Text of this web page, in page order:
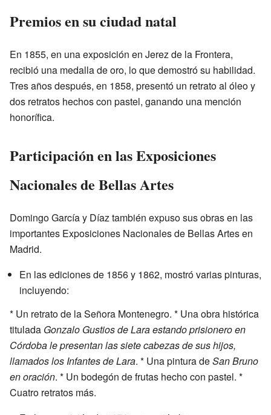
Premios en su ciudad natal
En 1855, en una exposición en Jerez de la Frontera,
recibió una medalla de oro, lo que demostró su habilidad.
Tres años después, en 1858, presentó un retrato al óleo y
dos retratos hechos con pastel, ganando una mención
honorífica.
Participación en las Exposiciones
Nacionales de Bellas Artes
Domingo García y Díaz también expuso sus obras en las
importantes Exposiciones Nacionales de Bellas Artes en
Madrid.
En las ediciones de 1856 y 1862, mostró varias pinturas,
incluyendo:
* Un retrato de la Señora Montenegro. * Una obra histórica
titulada Gonzalo Gustios de Lara estando prisionero en
Córdoba le presentan las siete cabezas de sus hijos,
llamados los Infantes de Lara. * Una pintura deSan Bruno
en oración. * Un bodegón de frutas hecho con pastel. *
Cuatro retratos más.